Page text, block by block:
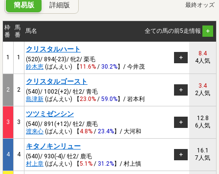
簡易版 詳細版 最終オッズ
枠
番
馬
番
馬名 全ての馬の前5走情報
1 1
クリスタルハート
(520)/ 894(-23)/ 牝2/ 栗毛
鈴木恵 (ばんえい) 【11.6% / 30.2%】/ 今井茂
8.4
4人気
2 2
クリスタルゴースト
(540)/ 1002(+2)/ 牡2/ 青毛
島津新 (ばんえい) 【23.0% / 59.0%】/ 岩本利
3.4
2人気
3 3
ツツミゼンシン
(540)/ 891(+12)/ 牡2/ 鹿毛
渡来心 (ばんえい) 【4.8% / 23.4%】/ 大河和
12.8
6人気
4 4
キタノキンリュー
(540)/ 930(-4)/ 牡2/ 鹿毛
村上章 (ばんえい) 【5.1% / 31.2%】/ 村上慎
16.1
7人気